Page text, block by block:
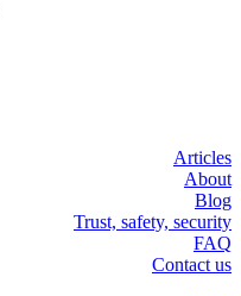
Articles
About
Blog
Trust, safety, security
FAQ
Contact us